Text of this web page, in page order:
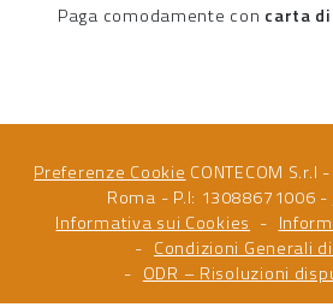
Paga comodamente con carta
Preferenze Cookie CONTECOM
Roma - P.I: 13088671006 -
Informativa sui Cookies
Condizioni Generali
ODR – Risoluzioni